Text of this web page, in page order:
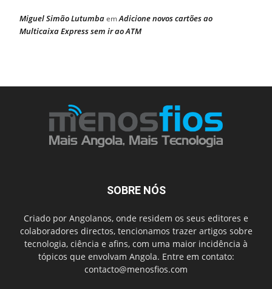
Miguel Simão LutumbaemAdicione novos cartões ao
Multicaixa Express sem ir ao ATM
SOBRE NÓS
Criado por Angolanos, onde residem os seus editores e
colaboradores directos, tencionamos trazer artigos sobre
tecnologia, ciência e afins, com uma maior incidência à
tópicos que envolvam Angola. Entre em contato:
contacto@menosfios.com